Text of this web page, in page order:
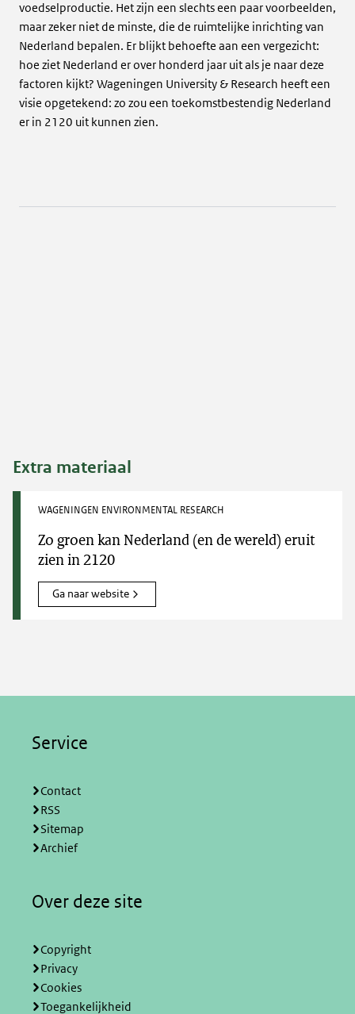
voedselproductie. Het zijn een slechts een paar voorbeelden,
maar zeker niet de minste, die de ruimtelijke inrichting van
Nederland bepalen. Er blijkt behoefte aan een vergezicht:
hoe ziet Nederland er over honderd jaar uit als je naar deze
factoren kijkt? Wageningen University & Research heeft een
visie opgetekend: zo zou een toekomstbestendig Nederland
er in 2120 uit kunnen zien.
Extra materiaal
WAGENINGEN ENVIRONMENTAL RESEARCH
Zo groen kan Nederland (en de wereld) eruit
zien in 2120
Ga naar website
Service
Contact
RSS
Sitemap
Archief
Over deze site
Copyright
Privacy
Cookies
Toegankelijkheid